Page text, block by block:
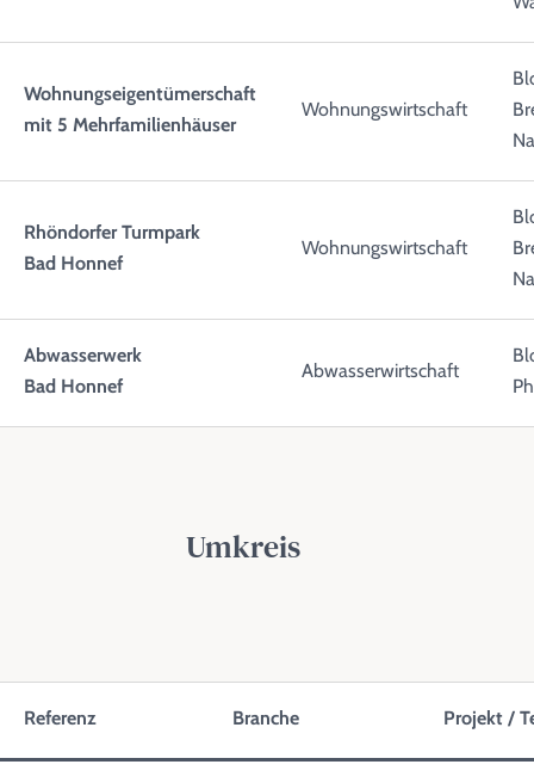
Wohnungseigentümerschaft
mit 5 Mehrfamilienhäuser
Wohnungswirtschaft
Rhöndorfer Turmpark
Bad Honnef
Wohnungswirtschaft
Abwasserwerk
Bad Honnef
Abwasserwirtschaft
Umkreis
Referenz Branche Projekt /